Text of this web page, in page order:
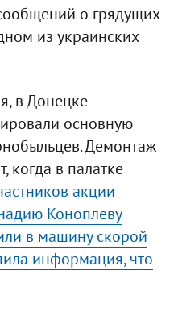
о грядущих
из украинских
в Донецке
основную
Демонтаж
когда в палатке
акции
Коноплеву
в машину скорой
информация, что